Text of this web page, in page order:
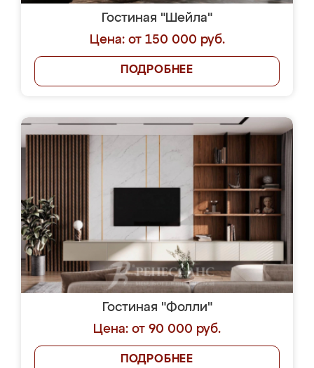
Гостиная "Шейла"
Цена: от 150 000 руб.
ПОДРОБНЕЕ
Гостиная "Фолли"
Цена: от 90 000 руб.
ПОДРОБНЕЕ